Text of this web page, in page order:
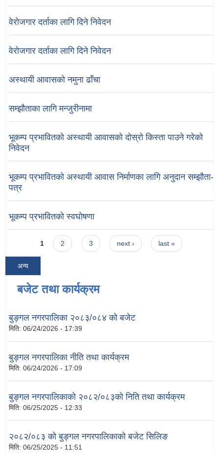
वेरोजगार दर्ताका लागि दिने निवेदन
वेरोजगार दर्ताका लागि दिने निवेदन
अस्थायी आवासको नमुना ढाँचा
सम्झौताका लागि मन्जुरीनामा
भूकम्प प्रभावितको अस्थायी आवासको दोस्रो किस्ता पाउने गरेको
निवेदन
भूकम्प प्रभावितको अस्थायी आवास निर्माणका लागि अनुदान सम्झौता-
पत्र
भूकम्प प्रभावितको स्वघोषणा
Pages
1 2 3 next › last »
अन्य
बजेट तथा कार्यक्रम
बुङ्गल नगरपालिका २०८३/०८४ को बजेट
मिति: 06/24/2026 - 17:39
बुङ्गल नगरपालिका नीति तथा कार्यक्रम
मिति: 06/24/2026 - 17:09
बुङ्गल नगरपालिकाको २०८२/०८३को निति तथा कार्यक्रम
मिति: 06/25/2025 - 12:33
२०८२/०८३ को बुङ्गल नगरपालिकाको बजेट सिलिङ
मिति: 06/25/2025 - 11:51